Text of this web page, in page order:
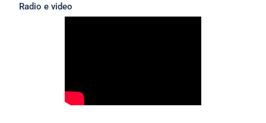
Radio e video